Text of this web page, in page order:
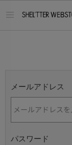
メールアドレス
パスワード